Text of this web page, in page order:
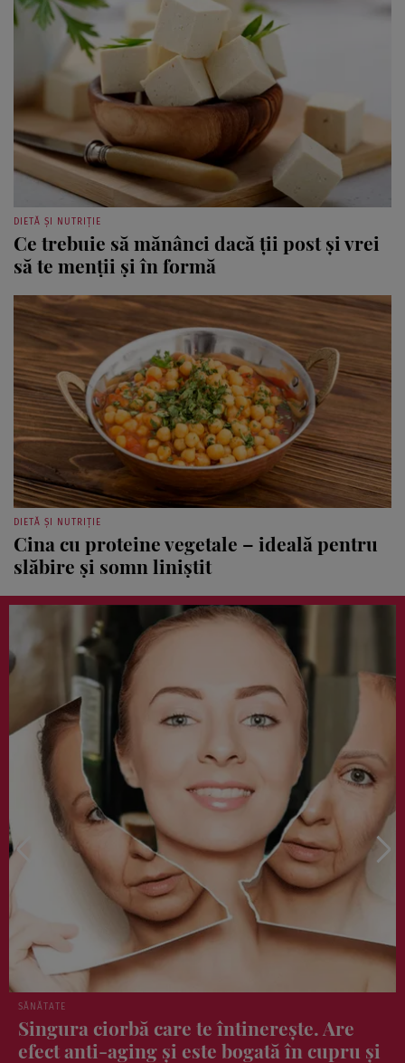
DIETĂ ȘI NUTRIȚIE
Ce trebuie să mănânci dacă ții post și vrei
să te menții și în formă
DIETĂ ȘI NUTRIȚIE
Cina cu proteine vegetale – ideală pentru
slăbire și somn liniștit
SĂNĂTATE
Care sunt cele mai nesănătoase chips-uri
din supermarket, de fapt. Nici măcar nu